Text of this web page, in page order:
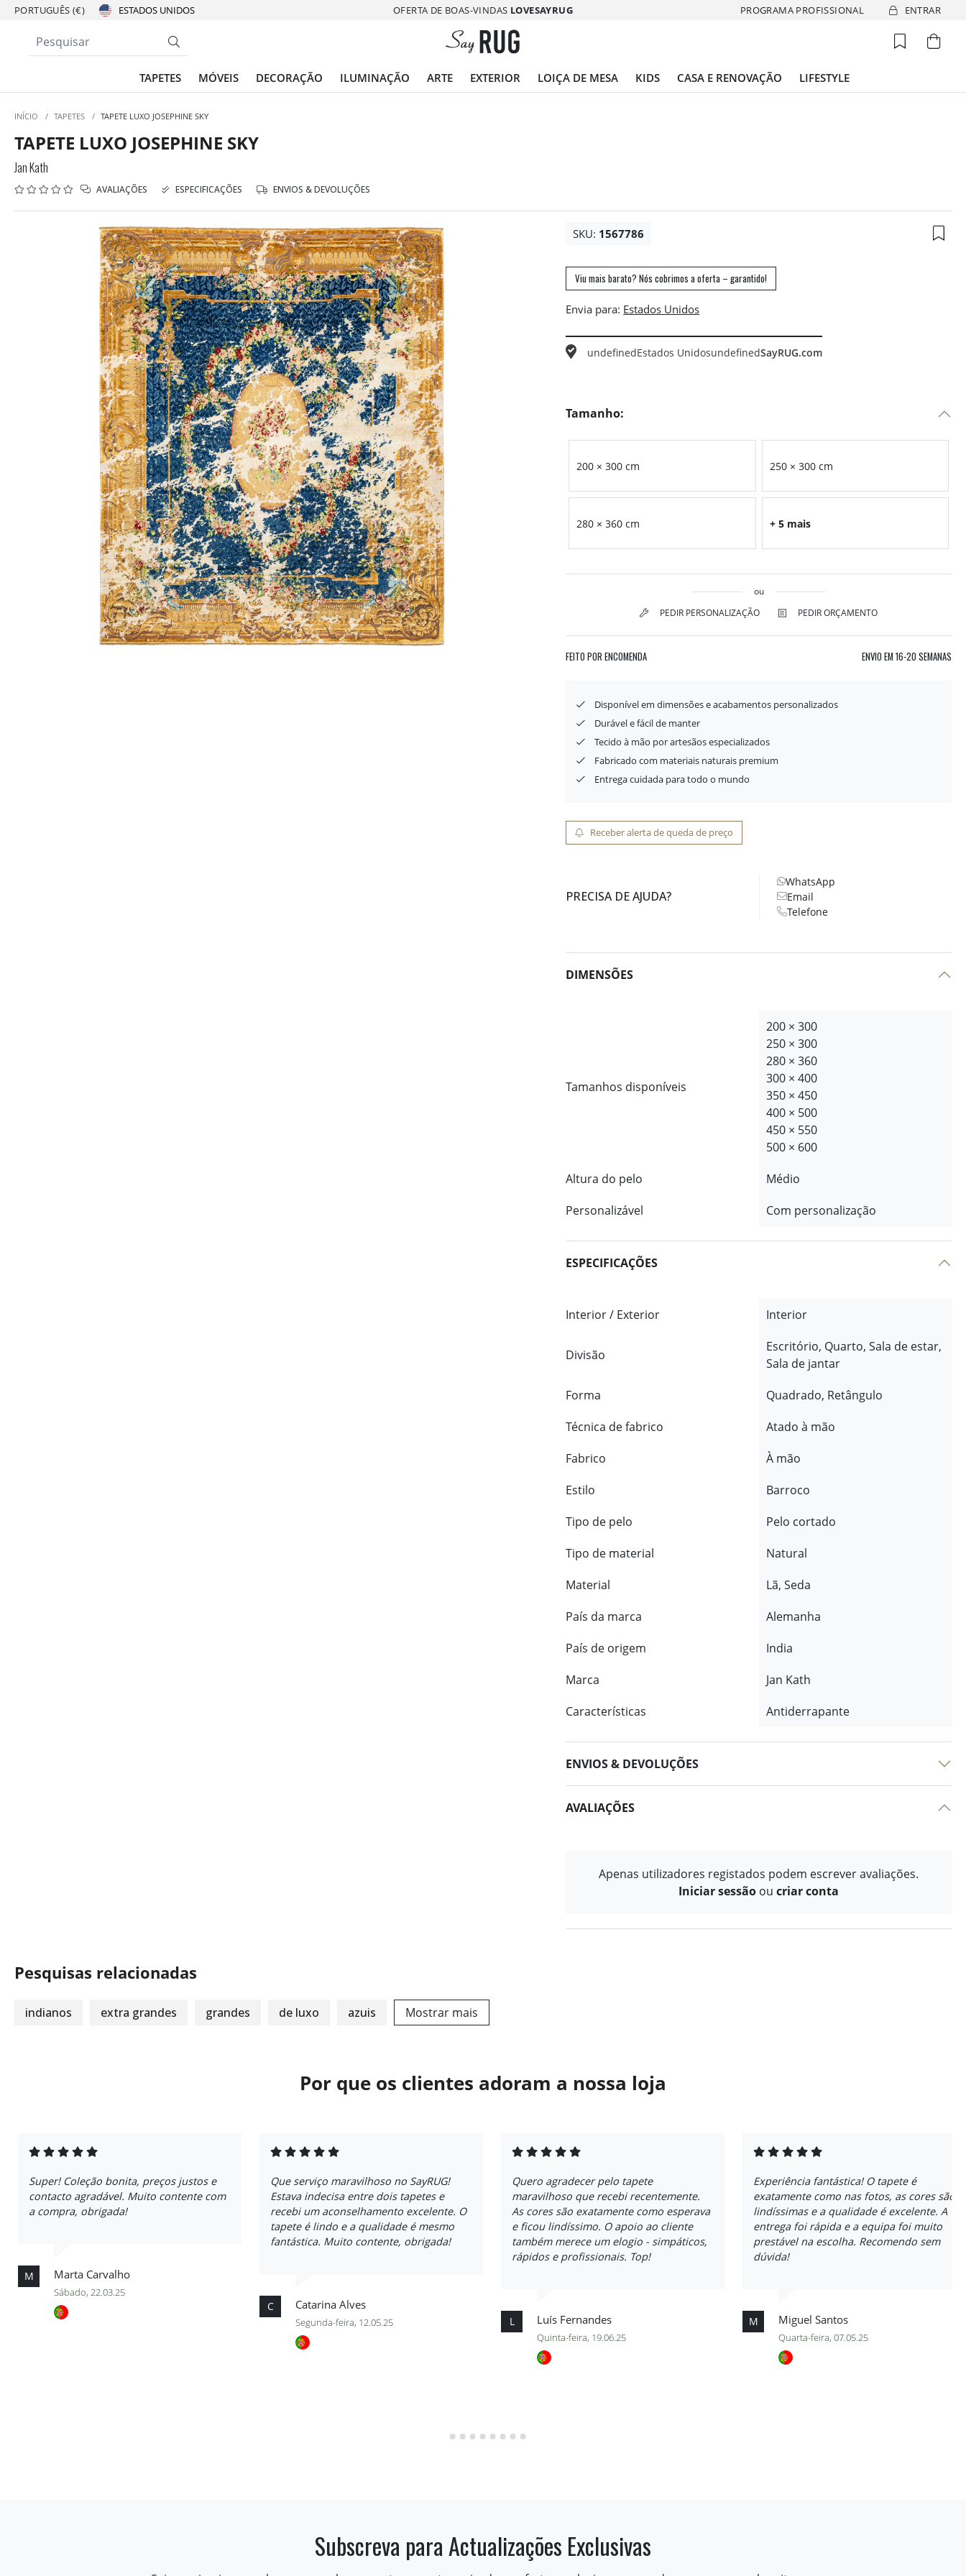
PORTUGUÊS (€) OFERTA DE BOAS-VINDAS LOVESAYRUG PROGRAMA PROFISSIONAL ENTRAR
TAPETES MÓVEIS DECORAÇÃO ILUMINAÇÃO ARTE EXTERIOR LOIÇA DE MESA KIDS CASA E RENOVAÇÃO LIFESTYLE
INÍCIO / TAPETES / TAPETE LUXO JOSEPHINE SKY
TAPETE LUXO JOSEPHINE SKY
Jan Kath
AVALIAÇÕES ESPECIFICAÇÕES ENVIOS & DEVOLUÇÕES
SKU: 1567786
Viu mais barato? Nós cobrimos a oferta – garantido!
Envia para:
undefinedEstados UnidosundefinedSayRUG.com
Tamanho:
200 × 300 cm 250 × 300 cm
280 × 360 cm + 5 mais
ou
PEDIR PERSONALIZAÇÃO
PEDIR ORÇAMENTO
FEITO POR ENCOMENDA ENVIO EM 16-20 SEMANAS
Disponível em dimensões e acabamentos personalizados
Durável e fácil de manter
Tecido à mão por artesãos especializados
Fabricado com materiais naturais premium
Entrega cuidada para todo o mundo
Receber alerta de queda de preço
PRECISA DE AJUDA?
WhatsApp
Email
Telefone
DIMENSÕES
Tamanhos disponíveis
200 × 300
250 × 300
280 × 360
300 × 400
350 × 450
400 × 500
450 × 550
500 × 600
Altura do pelo
Médio
Personalizável
Com personalização
ESPECIFICAÇÕES
Interior / Exterior Interior
Divisão
Escritório, Quarto, Sala de estar,
Sala de jantar
Forma
Quadrado, Retângulo
Técnica de fabrico
Atado à mão
Fabrico
À mão
Estilo
Barroco
Tipo de pelo
Pelo cortado
Tipo de material
Natural
Material
Lã, Seda
País da marca
Alemanha
País de origem
India
Marca
Jan Kath
Características
Antiderrapante
ENVIOS & DEVOLUÇÕES
AVALIAÇÕES
Apenas utilizadores registados podem escrever avaliações.
Iniciar sessão ou criar conta
Pesquisas relacionadas
indianos extra grandes grandes de luxo azuis Mostrar mais
Por que os clientes adoram a nossa loja
Super! Coleção bonita, preços justos e
contacto agradável. Muito contente com
a compra, obrigada!
M Marta Carvalho
Sábado, 22.03.25
Que serviço maravilhoso no SayRUG!
Estava indecisa entre dois tapetes e
recebi um aconselhamento excelente. O
tapete é lindo e a qualidade é mesmo
fantástica. Muito contente, obrigada!
C Catarina Alves
Segunda-feira, 12.05.25
Quero agradecer pelo tapete
maravilhoso que recebi recentemente.
As cores são exatamente como esperava
e ficou lindíssimo. O apoio ao cliente
também merece um elogio - simpáticos,
rápidos e profissionais. Top!
L Luís Fernandes
Quinta-feira, 19.06.25
Experiência fantástica! O tapete é
exatamente como nas fotos, as cores são
lindíssimas e a qualidade é excelente. A
entrega foi rápida e a equipa foi muito
prestável na escolha. Recomendo sem
dúvida!
M Miguel Santos
Quarta-feira, 07.05.25
Subscreva para Actualizações Exclusivas